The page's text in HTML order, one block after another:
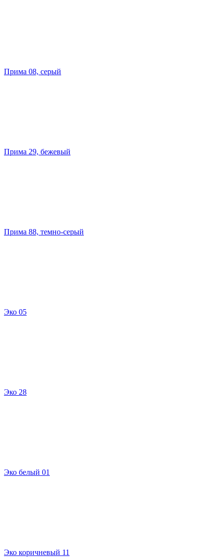
Прима 08, серый
Прима 29, бежевый
Прима 88, темно-серый
Эко 05
Эко 28
Эко белый 01
Эко коричневый 11